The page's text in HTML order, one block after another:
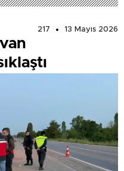
217
13 Mayıs 2026